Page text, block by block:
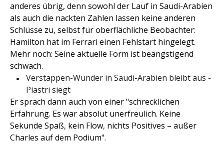
anderes übrig, denn sowohl der Lauf in Saudi-Arabien
als auch die nackten Zahlen lassen keine anderen
Schlüsse zu, selbst für oberflächliche Beobachter:
Hamilton hat im Ferrari einen Fehlstart hingelegt.
Mehr noch: Seine aktuelle Form ist beängstigend
schwach.
Verstappen-Wunder in Saudi-Arabien bleibt aus -
Piastri siegt
Er sprach dann auch von einer "schrecklichen
Erfahrung. Es war absolut unerfreulich. Keine
Sekunde Spaß, kein Flow, nichts Positives – außer
Charles auf dem Podium".